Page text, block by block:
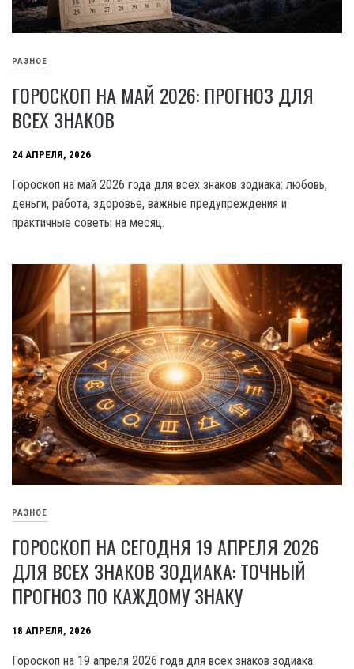
РАЗНОЕ
ГОРОСКОП НА МАЙ 2026: ПРОГНОЗ ДЛЯ
ВСЕХ ЗНАКОВ
24 АПРЕЛЯ, 2026
Гороскоп на май 2026 года для всех знаков зодиака: любовь,
деньги, работа, здоровье, важные предупреждения и
практичные советы на месяц.
РАЗНОЕ
ГОРОСКОП НА СЕГОДНЯ 19 АПРЕЛЯ 2026
ДЛЯ ВСЕХ ЗНАКОВ ЗОДИАКА: ТОЧНЫЙ
ПРОГНОЗ ПО КАЖДОМУ ЗНАКУ
18 АПРЕЛЯ, 2026
Гороскоп на 19 апреля 2026 года для всех знаков зодиака: